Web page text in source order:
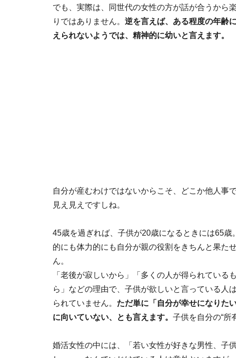
でも、実際は、同世代の女性の方が話が合うから
りではありません。 逆を言えば、ある程度の年齢
えられないようでは、精神的に幼いと言えます。
自分が産むわけではないからこそ、どこか他人事
見え見えですしね。
45歳を過ぎれば、子供が20歳になるときには65
的にも体力的にも自分が親の役割をきちんと果た
ん。
「老後が寂しいから」「多くの人が得られてい
ら」などの理由で、子供が欲しいと言っている人
られていません。 ただ単に「自分が幸せになりた
に向いていない、とも言えます。 子供を自分の“所
婚活女性の中には、「若い女性が好きな男性、子